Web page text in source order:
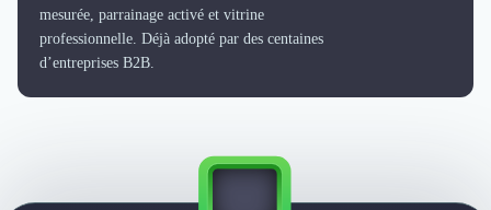
Due Diligence
Solutions de Paiement
Fiscalité
mesurée, parrainage activé et vitrine
professionnelle. Déjà adopté par des centaines
d’entreprises B2B.